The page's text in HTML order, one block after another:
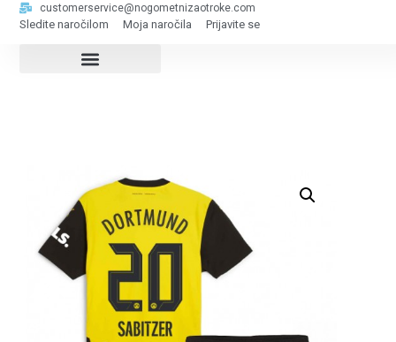
customerservice@nogometnizaotroke.com
Sledite naročilom Moja naročila Prijavite se